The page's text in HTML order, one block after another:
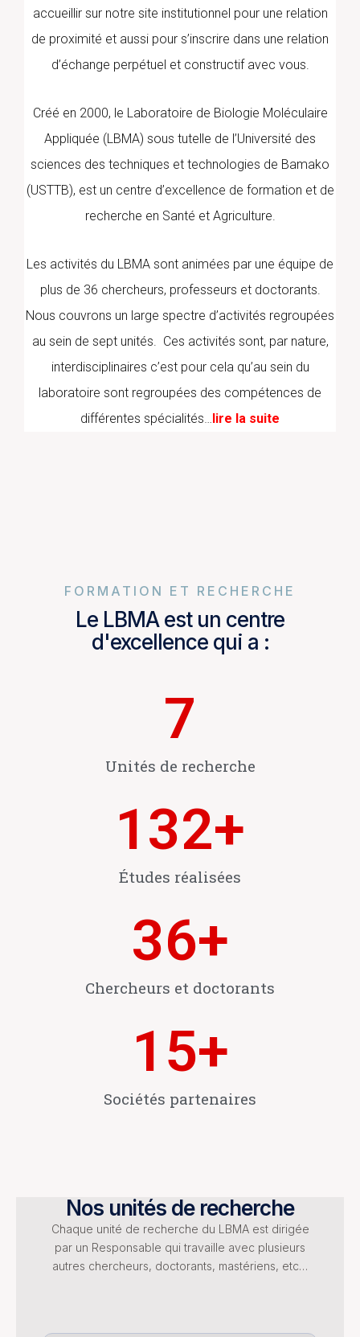
accueillir sur notre site institutionnel pour une relation
de proximité et aussi pour s’inscrire dans une relation
d’échange perpétuel et constructif avec vous.
Créé en 2000, le Laboratoire de Biologie Moléculaire
Appliquée (LBMA) sous tutelle de l’Université des
sciences des techniques et technologies de Bamako
(USTTB), est un centre d’excellence de formation et de
recherche en Santé et Agriculture.
Les activités du LBMA sont animées par une équipe de
plus de 36 chercheurs, professeurs et doctorants.
Nous couvrons un large spectre d’activités regroupées
au sein de sept unités. Ces activités sont, par nature,
interdisciplinaires c’est pour cela qu’au sein du
laboratoire sont regroupées des compétences de
différentes spécialités… lire la suite
FORMATION ET RECHERCHE
Le LBMA est un centre
d'excellence qui a :
7
Unités de recherche
132+
Études réalisées
36+
Chercheurs et doctorants
15+
Sociétés partenaires
Nos unités de recherche
Chaque unité de recherche du LBMA est dirigée
par un Responsable qui travaille avec plusieurs
autres chercheurs, doctorants, mastériens, etc…